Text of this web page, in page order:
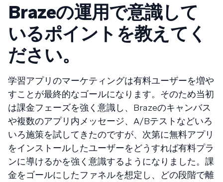
Brazeの運用で意識して
いるポイントを教えてく
ださい。
学習アプリのマーケティングは有料ユーザーを増や
すことが最終的なゴールになります。そのため当初
は課金フェーズを強く意識し、Brazeのキャンバス
や複数のアプリ内メッセージ、A/Bテストなどいろ
いろ施策を試してきたのですが、次第に無料アプリ
をインストールしたユーザーをどうすれば有料プラ
ンに導けるかを強く意識するようになりました。課
金をゴールにしたファネルを想定し、どの段階で離